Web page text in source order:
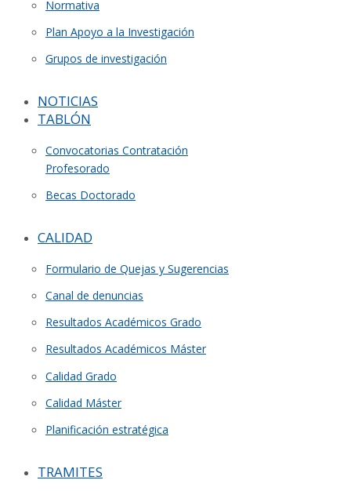
Normativa
Plan Apoyo a la Investigación
Grupos de investigación
NOTICIAS
TABLÓN
Convocatorias Contratación
Profesorado
Becas Doctorado
CALIDAD
Formulario de Quejas y Sugerencias
Canal de denuncias
Resultados Académicos Grado
Resultados Académicos Máster
Calidad Grado
Calidad Máster
Planificación estratégica
TRAMITES